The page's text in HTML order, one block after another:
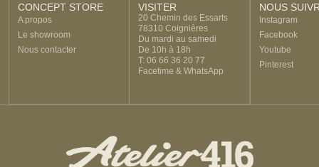
CONCEPT STORE
A propos
Le showroom
Nous contacter
VISITER
20 Chemin des Essarts
78310 Coignières
Du mardi au samedi
De 10h à 18h
T: 06 66 36 20 77
Facetime & WhatsApp
NOUS
Instagram
Facebook
Youtube
Pinterest